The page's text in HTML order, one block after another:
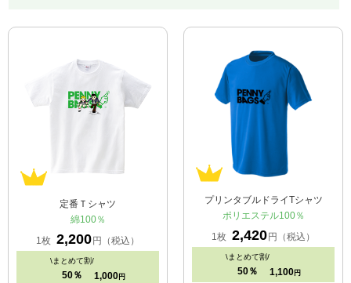
定番Ｔシャツ
綿100％
1枚 2,200 円（税込）
\まとめて割/
50％ 1,000 円
プリンタブルドライTシャツ
ポリエステル100％
1枚 2,420 円（税込）
\まとめて割/
50％ 1,100 円